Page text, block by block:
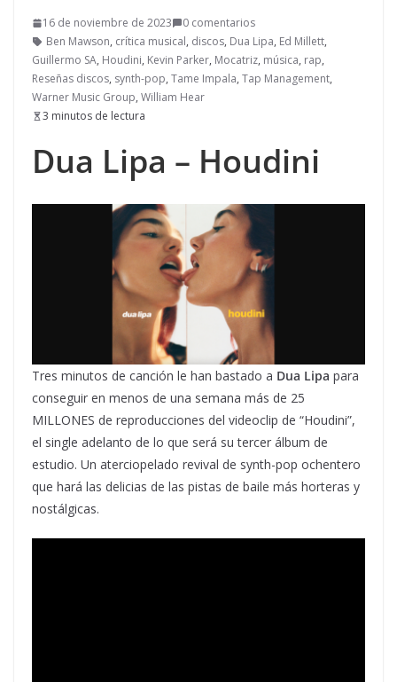
16 de noviembre de 2023
0 comentarios
Ben Mawson, crítica musical, discos, Dua Lipa, Ed Millett,
Guillermo SA, Houdini, Kevin Parker, Mocatriz, música, rap,
Reseñas discos, synth-pop, Tame Impala, Tap Management,
Warner Music Group, William Hear
3 minutos de lectura
Dua Lipa – Houdini
Tres minutos de canción le han bastado a Dua Lipa para
conseguir en menos de una semana más de 25
MILLONES de reproducciones del videoclip de “Houdini”,
el single adelanto de lo que será su tercer álbum de
estudio. Un aterciopelado revival de synth-pop ochentero
que hará las delicias de las pistas de baile más horteras y
nostálgicas.